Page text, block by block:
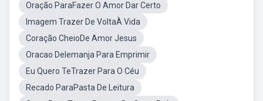
Oração ParaFazer O Amor Dar Certo
Imagem Trazer De VoltaÀ Vida
Coração CheioDe Amor Jesus
Oracao DeIemanja Para Emprimir
Eu Quero TeTrazer Para O Céu
Recado ParaPasta De Leitura